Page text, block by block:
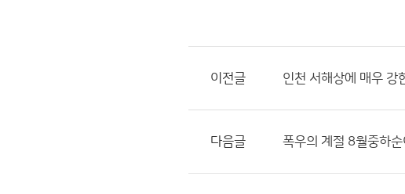
이전글 인천 서해상에 매우 강
다음글 폭우의 계절 8월중하